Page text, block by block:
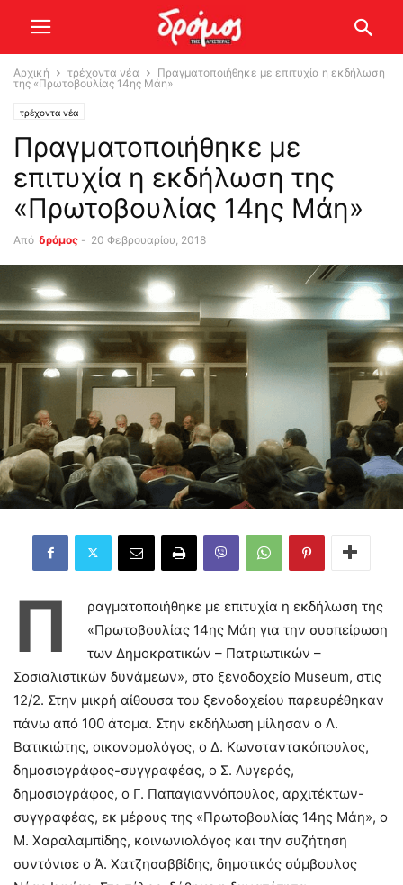
Αρχική τρέχοντα νέα
Πραγματοποιήθηκε με επιτυχία η εκδήλωση
της «Πρωτοβουλίας 14ης Μάη»
τρέχοντα νέα
Πραγματοποιήθηκε με
επιτυχία η εκδήλωση της
«Πρωτοβουλίας 14ης Μάη»
Από δρόμος - 20 Φεβρουαρίου, 2018
Π
ραγματοποιήθηκε με επιτυχία η εκδήλωση της
«Πρωτοβουλίας 14ης Μάη για την συσπείρωση
των Δημοκρατικών – Πατριωτικών –
Σοσιαλιστικών δυνάμεων», στο ξενοδοχείο Museum, στις
12/2. Στην μικρή αίθουσα του ξενοδοχείου παρευρέθηκαν
πάνω από 100 άτομα. Στην εκδήλωση μίλησαν ο Λ.
Βατικιώτης, οικονομολόγος, ο Δ. Κωνσταντακόπουλος,
δημοσιογράφος-συγγραφέας, ο Σ. Λυγερός,
δημοσιογράφος, ο Γ. Παπαγιαννόπουλος, αρχιτέκτων-
συγγραφέας, εκ μέρους της «Πρωτοβουλίας 14ης Μάη», ο
Μ. Χαραλαμπίδης, κοινωνιολόγος και την συζήτηση
συντόνισε ο Ά. Χατζησαββίδης, δημοτικός σύμβουλος